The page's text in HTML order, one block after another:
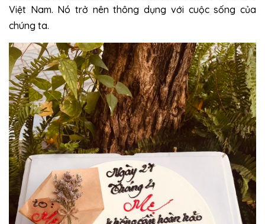
Việt Nam. Nó trở nên thông dụng với cuộc sống của
chúng ta.